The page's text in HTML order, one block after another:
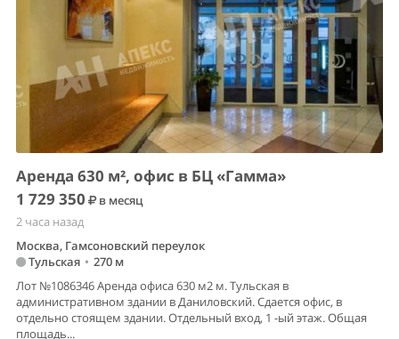
Аренда 630 м², офис в БЦ «Гамма»
1 729 350
в месяц
2 часа назад
Москва, Гамсоновский переулок
Тульская • 270 м
Лот №1086346 Аренда офиса 630 м2 м. Тульская в
административном здании в Даниловский. Сдается офис, в
отдельно стоящем здании. Отдельный вход, 1 -ый этаж. Общая
площадь...